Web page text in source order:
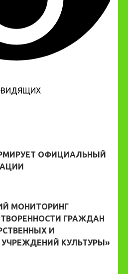
ОФИЦИАЛЬНЫЙ
МОНИТОРИНГ
ГРАЖДАН
И
КУЛЬТУРЫ»